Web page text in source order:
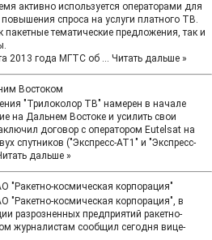
активно используется операторами для
спроса на услуги платного ТВ.
тематические предложения, так и
2013 года МГТС об ... Читать дальше »
Востоком
"Трилоколор ТВ" намерен в начале
на Дальнем Востоке и усилить свои
договор с оператором Eutelsat на
спутников ("Экспресс-АТ1" и "Экспресс-
дальше »
"Ракетно-космическая корпорация"
"Ракетно-космическая корпорация", в
разрозненных предприятий ракетно-
журналистам сообщил сегодня вице-